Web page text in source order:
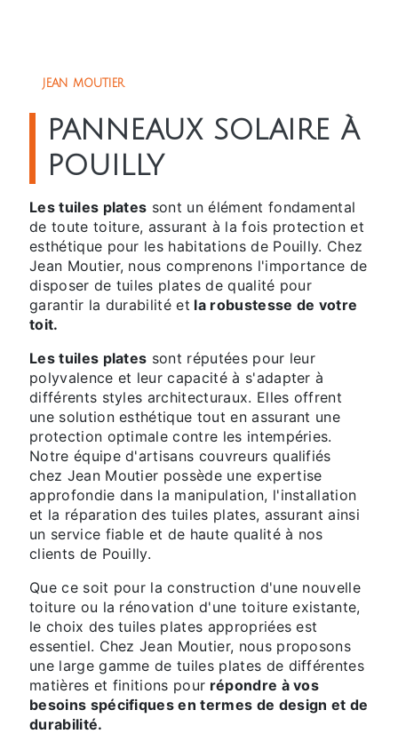
JEAN MOUTIER
PANNEAUX SOLAIRE À
POUILLY
Les tuiles plates sont un élément fondamental
de toute toiture, assurant à la fois protection et
esthétique pour les habitations de Pouilly. Chez
Jean Moutier, nous comprenons l'importance de
disposer de tuiles plates de qualité pour
garantir la durabilité et la robustesse de votre
toit.
Les tuiles plates sont réputées pour leur
polyvalence et leur capacité à s'adapter à
différents styles architecturaux. Elles offrent
une solution esthétique tout en assurant une
protection optimale contre les intempéries.
Notre équipe d'artisans couvreurs qualifiés
chez Jean Moutier possède une expertise
approfondie dans la manipulation, l'installation
et la réparation des tuiles plates, assurant ainsi
un service fiable et de haute qualité à nos
clients de Pouilly.
Que ce soit pour la construction d'une nouvelle
toiture ou la rénovation d'une toiture existante,
le choix des tuiles plates appropriées est
essentiel. Chez Jean Moutier, nous proposons
une large gamme de tuiles plates de différentes
matières et finitions pour répondre à vos
besoins spécifiques en termes de design et de
durabilité.